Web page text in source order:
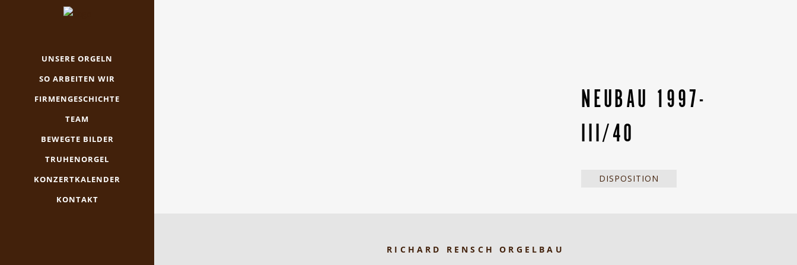
UNSERE ORGELN
SO ARBEITEN WIR
FIRMENGESCHICHTE
TEAM
BEWEGTE BILDER
TRUHENORGEL
KONZERTKALENDER
KONTAKT
NEUBAU 1997-
III/40
DISPOSITION
RICHARD RENSCH ORGELBAU